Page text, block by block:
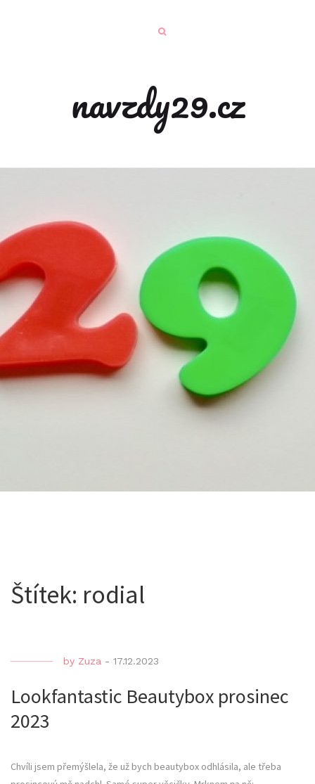
navzdy29.cz
Štítek: rodial
by Zuza - 17.12.2023
Lookfantastic Beautybox prosinec
2023
Chvíli jsem přemýšlela, že už bych beautybox odhlásila, ale třeba